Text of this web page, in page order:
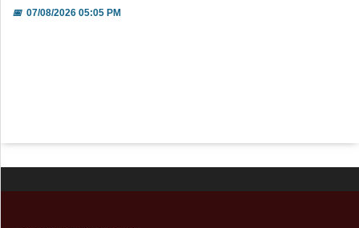
📅07/08/2026 05:05 PM